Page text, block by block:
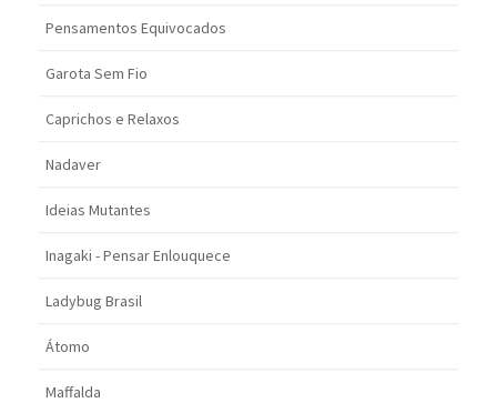
Pensamentos Equivocados
Garota Sem Fio
Caprichos e Relaxos
Nadaver
Ideias Mutantes
Inagaki - Pensar Enlouquece
Ladybug Brasil
Átomo
Maffalda